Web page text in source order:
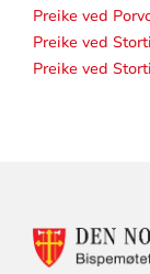
Preike ved
Preike ved
Preike ved